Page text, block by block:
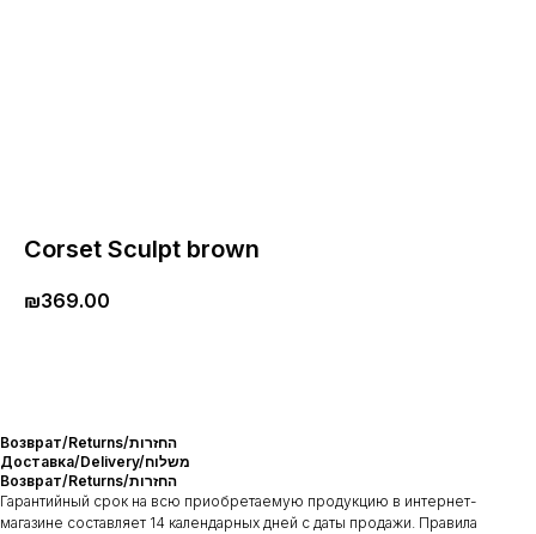
Corset Sculpt brown
₪369.00
Возврат/Returns/החזרות
Доставка/Delivery/משלוח
Возврат/Returns/החזרות
Гарантийный срок на всю приобретаемую продукцию в интернет-
магазине составляет 14 календарных дней с даты продажи. Правила